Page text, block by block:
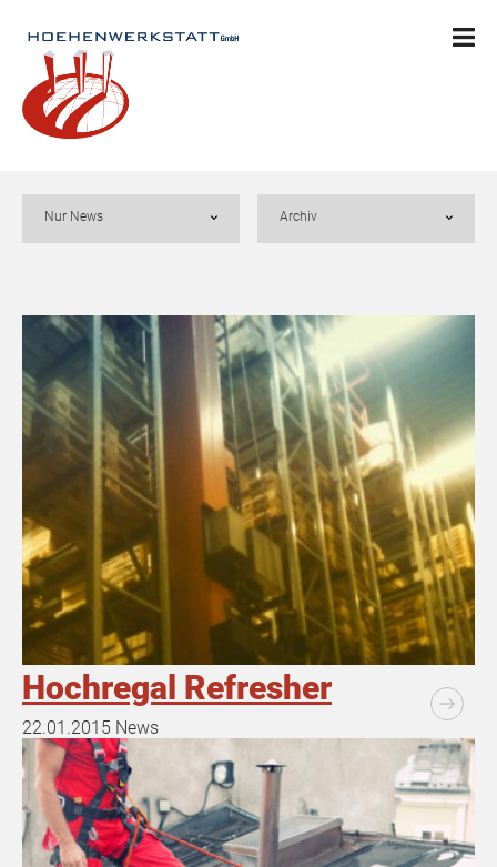
Archiv
Nur News
Hochregal Refresher
22.01.2015 News